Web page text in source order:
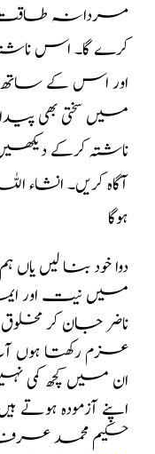
مردانہ
کرے گا۔ اس
اور اس کے
میں سختی بھی
ناشتہ کرکے
آگاہ کریں۔
ہوگا
دوا خود بنا لیں یاں
میں نیت اور
ناضر جان کر
عزم رکھتا ہوں
ان میں کچھ کمی
اپنے آزمودہ
حکیم محمد